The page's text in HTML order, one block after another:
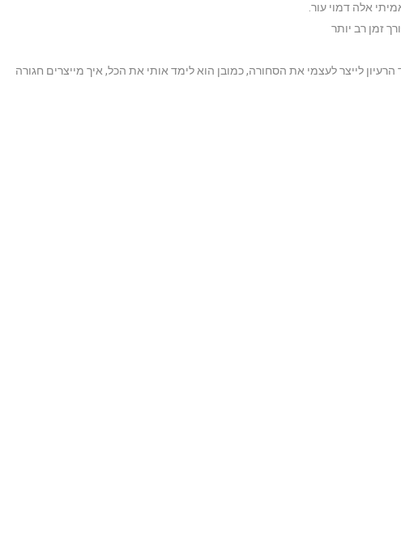
אלה דמוי עור.
זמן רב יותר
לייצר לעצמי את הסחורה, כמובן הוא לימד אותי את הכל, איך מייצרים חגורה